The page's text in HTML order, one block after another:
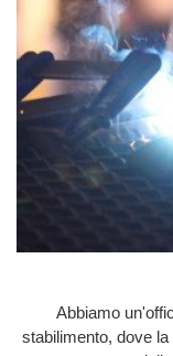
Abbiamo
stabilimento, dove